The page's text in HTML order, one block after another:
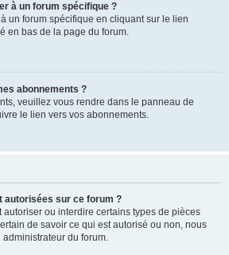
à un forum spécifique ?
un forum spécifique en cliquant sur le lien
en bas de la page du forum.
abonnements ?
veuillez vous rendre dans le panneau de
le lien vers vos abonnements.
autorisées sur ce forum ?
ou interdire certains types de pièces
de savoir ce qui est autorisé ou non, nous
du forum.